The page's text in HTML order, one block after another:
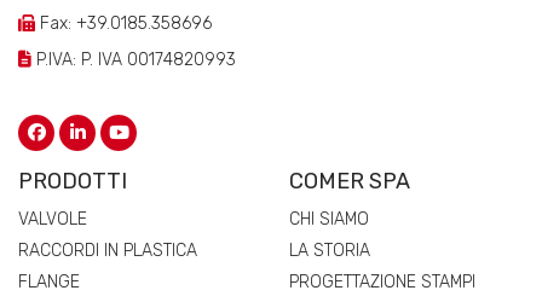
Fax: +39.0185.358696
P.IVA: P. IVA 00174820993
PRODOTTI
VALVOLE
RACCORDI IN PLASTICA
FLANGE
COMER SPA
CHI SIAMO
LA STORIA
PROGETTAZIONE STAMPI